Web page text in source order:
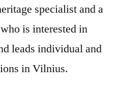
specialist and a
is interested in
leads individual and
in Vilnius.